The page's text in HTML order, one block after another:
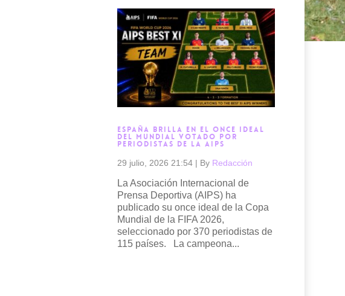
ESPAÑA BRILLA EN EL ONCE IDEAL
DEL MUNDIAL VOTADO POR
PERIODISTAS DE LA AIPS
29 julio, 2026 21:54 | By Redacción
La Asociación Internacional de
Prensa Deportiva (AIPS) ha
publicado su once ideal de la Copa
Mundial de la FIFA 2026,
seleccionado por 370 periodistas de
115 países. La campeona...